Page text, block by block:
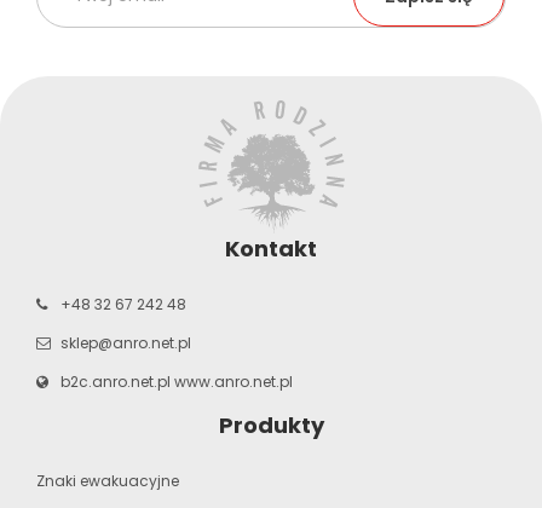
Kontakt
+48 32 67 242 48
sklep@anro.net.pl
b2c.anro.net.pl www.anro.net.pl
Produkty
Znaki ewakuacyjne